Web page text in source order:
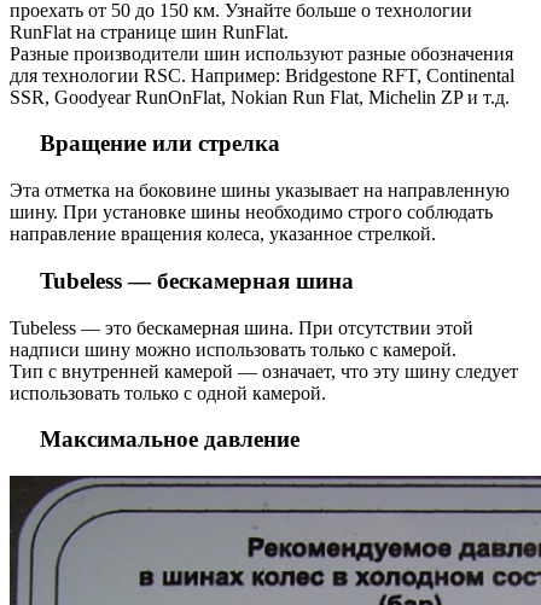
проехать от 50 до 150 км. Узнайте больше о технологии
RunFlat на странице шин RunFlat.
Разные производители шин используют разные обозначения
для технологии RSC. Например: Bridgestone RFT, Continental
SSR, Goodyear RunOnFlat, Nokian Run Flat, Michelin ZP и т.д.
Вращение или стрелка
Эта отметка на боковине шины указывает на направленную
шину. При установке шины необходимо строго соблюдать
направление вращения колеса, указанное стрелкой.
Tubeless — бескамерная шина
Tubeless — это бескамерная шина. При отсутствии этой
надписи шину можно использовать только с камерой.
Тип с внутренней камерой — означает, что эту шину следует
использовать только с одной камерой.
Максимальное давление